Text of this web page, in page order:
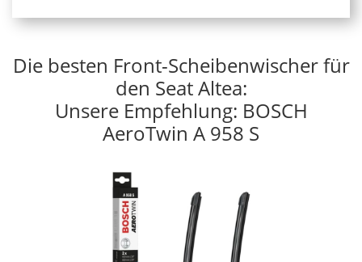
Die besten Front-Scheibenwischer für
den Seat Altea:
Unsere Empfehlung: BOSCH
AeroTwin A 958 S